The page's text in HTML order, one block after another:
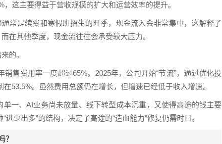
这主要得益于营收规模的扩大和运营效率的提升。
常是续费和寒假班招生的旺季，现金流入会非常集中，这解释了
在其他季度，现金流往往会承受较大压力。
的。
售费用率一度超过65%。2025年，公司开始“节流”，通过优化投
53.5%。虽然费用总额仍在增长，但增速已经低于收入增速。
单一、AI业务尚未放量、线下转型成本沉重，又使得高途的钱主要
少出多”的结构，决定了高途的“造血能力”修复仍需时日。
？